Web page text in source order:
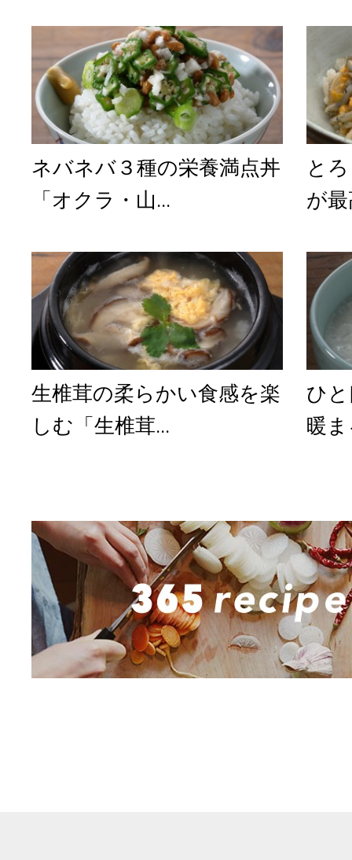
ネバネバ３種の栄養満点丼
「オクラ・山...
と
が
生椎茸の柔らかい食感を楽
しむ「生椎茸...
ひ
暖